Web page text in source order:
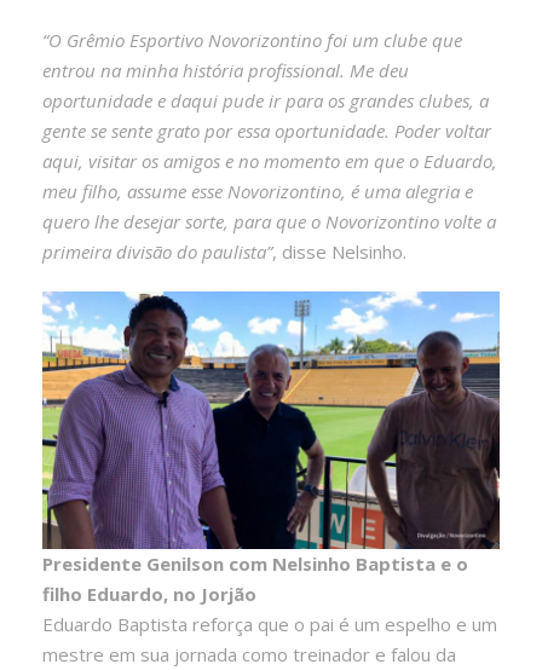
“O Grêmio Esportivo Novorizontino foi um clube que
entrou na minha história profissional. Me deu
oportunidade e daqui pude ir para os grandes clubes, a
gente se sente grato por essa oportunidade. Poder voltar
aqui, visitar os amigos e no momento em que o Eduardo,
meu filho, assume esse Novorizontino, é uma alegria e
quero lhe desejar sorte, para que o Novorizontino volte a
primeira divisão do paulista”, disse Nelsinho.
Presidente Genilson com Nelsinho Baptista e o
filho Eduardo, no Jorjão
Eduardo Baptista reforça que o pai é um espelho e um
mestre em sua jornada como treinador e falou da